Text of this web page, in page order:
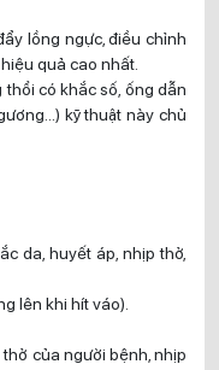
lồng ngực, điều chỉnh
quả cao nhất.
có khắc số, ống dẫn
kỹ thuật này chủ
da, huyết áp, nhịp thở,
lên khi hít váo).
của người bệnh, nhịp